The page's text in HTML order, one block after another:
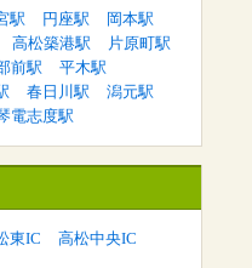
駅 円座駅
岡本駅
高松築港駅
片原町駅
前駅
平木駅
春日川駅
潟元駅
電志度駅
東IC
高松中央IC